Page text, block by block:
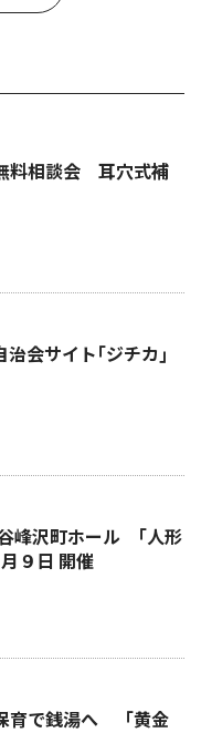
料相談会 耳穴式補
会サイト｢ジチカ｣
峰沢町ホール ｢人形
９日 開催
育で銭湯へ 「黄金